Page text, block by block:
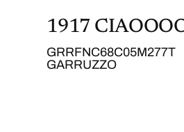
1917
GRRFNC68C05M277T
GARRUZZO